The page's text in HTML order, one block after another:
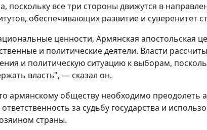
поскольку все три стороны движутся в
обеспечивающих развитие и суверенитет
ценности, Армянская апостольская
и политические деятели. Власти
и политическую ситуацию к выборам,
власть", — сказал он.
армянскому обществу необходимо преодолеть
за судьбу государства и
страны.